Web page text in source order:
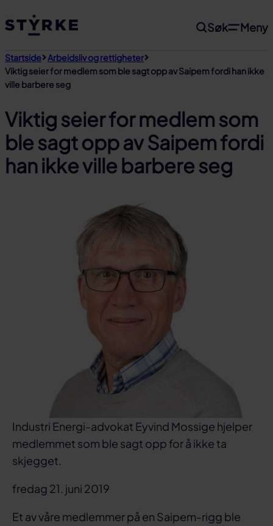
til
Søk Meny
Startside Arbeidsliv og rettigheter
Viktig seier for medlem som ble sagt opp av Saipem fordi han ikke
ville barbere seg
Viktig seier for medlem som
ble sagt opp av Saipem fordi
han ikke ville barbere seg
Industri Energi-advokat Eyvind Mossige hjelper
medlemmet som ble sagt opp for å ikke ta
skjegget.
fredag 21. juni 2019
Et av våre medlemmer på en Saipem-rigg ble